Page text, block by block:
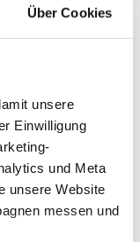
Über Cookies
unsere
Einwilligung
und Meta
unsere Website
messen und